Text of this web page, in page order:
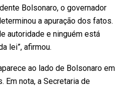
Bolsonaro, o governador
a apuração dos fatos.
autoridade e ninguém está
lei”, afirmou.
ao lado de Bolsonaro em
nota, a Secretaria de